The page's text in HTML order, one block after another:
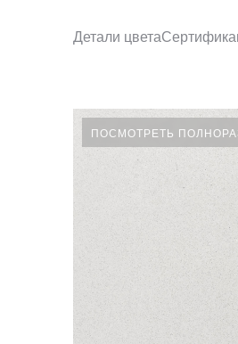
Детали цвета
ПОСМОТРЕТЬ